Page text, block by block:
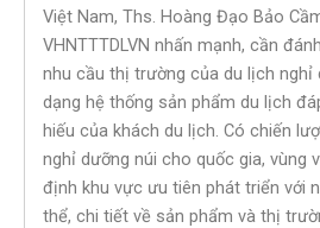
Việt Nam, Ths. Hoàng Đạo Bảo
VHNTTTDLVN nhấn mạnh, cần
nhu cầu thị trường của du lịch nghỉ
dạng hệ thống sản phẩm du lịch
hiếu của khách du lịch. Có chiến
nghỉ dưỡng núi cho quốc gia, vùng
định khu vực ưu tiên phát triển với
thể, chi tiết về sản phẩm và thị